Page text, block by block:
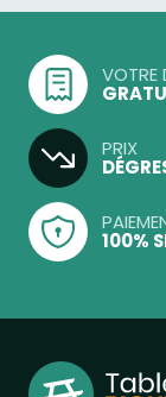
VOTRE
PRIX
100%